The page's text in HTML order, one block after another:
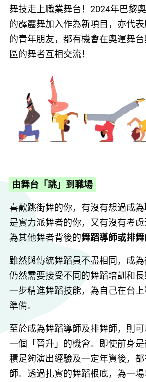
舞技走上職業舞台！2024年巴黎
的霹靂舞加入作為新項目，亦代
的青年朋友，都有機會在奧運舞
區的舞者互相交流！
由舞台「跳」到職場
喜歡跳街舞的你，有沒有想過成為
是實力派舞者的你，又有沒有考
為其他舞者背後的舞蹈導師或排
雖然與傳統舞蹈員不盡相同，成
仍然需要接受不同的舞蹈培訓和
一步精進舞蹈技能，為自己在台
準備。
至於成為舞蹈導師及排舞師，則
一個「晉升」的機會。即使前身
積足夠演出經驗及一定年資後，
師。透過扎實的舞蹈根底，為一場